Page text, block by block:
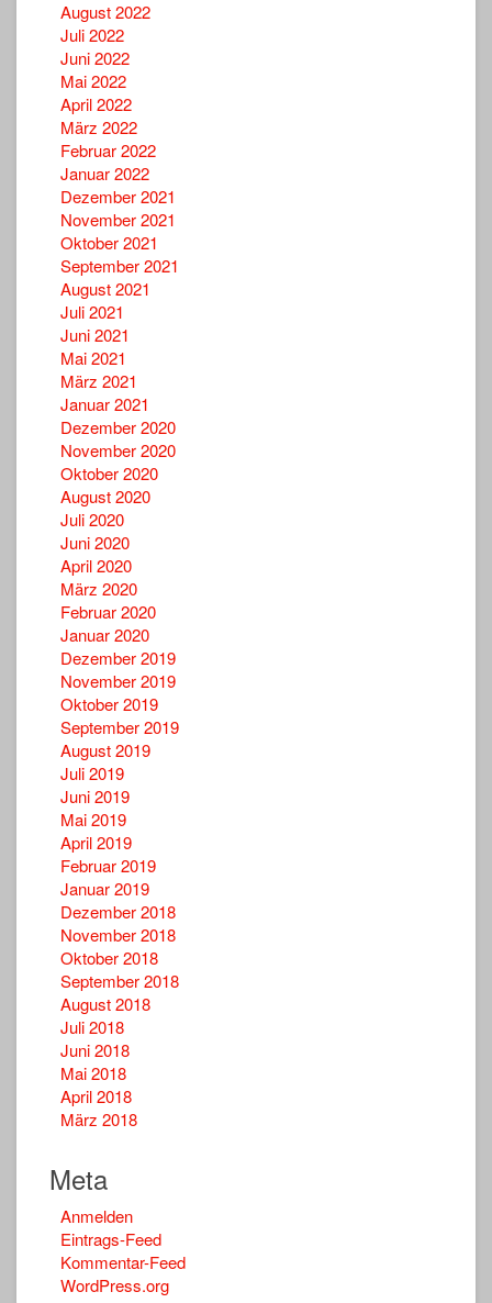
August 2022
Juli 2022
Juni 2022
Mai 2022
April 2022
März 2022
Februar 2022
Januar 2022
Dezember 2021
November 2021
Oktober 2021
September 2021
August 2021
Juli 2021
Juni 2021
Mai 2021
März 2021
Januar 2021
Dezember 2020
November 2020
Oktober 2020
August 2020
Juli 2020
Juni 2020
April 2020
März 2020
Februar 2020
Januar 2020
Dezember 2019
November 2019
Oktober 2019
September 2019
August 2019
Juli 2019
Juni 2019
Mai 2019
April 2019
Februar 2019
Januar 2019
Dezember 2018
November 2018
Oktober 2018
September 2018
August 2018
Juli 2018
Juni 2018
Mai 2018
April 2018
März 2018
Meta
Anmelden
Eintrags-Feed
Kommentar-Feed
WordPress.org